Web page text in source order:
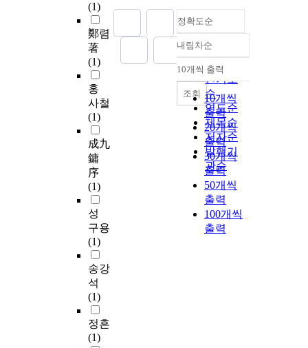
(1)
鄭렴
著
(1)
홍
사철
(1)
成九
鏞
序
(1)
성
구용
(1)
송강
석
(1)
정흔
(1)
정확도순
정확도
순
인기도
순
연도순
제목순
저자순
발행기
관순
내림차순
내림차순
10개씩 출력
10개씩
출력
20개씩
출력
30개씩
출력
50개씩
출력
100개씩
출력
조회